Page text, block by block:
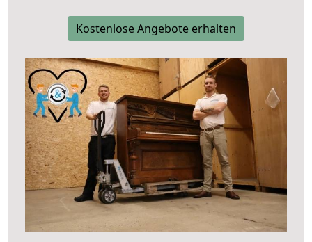
Kostenlose Angebote erhalten